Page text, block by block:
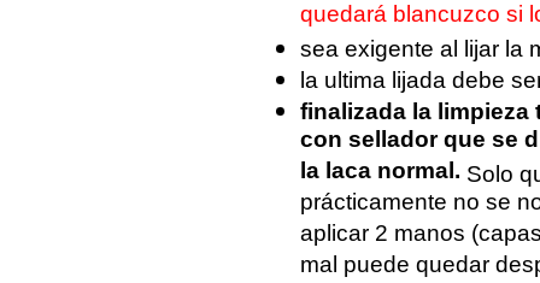
quedará blancuzco si
sea exigente al lijar la
la ultima lijada debe
finalizada la limpieza
con sellador que se
la laca normal. Solo
prácticamente no se
aplicar 2 manos
mal puede quedar